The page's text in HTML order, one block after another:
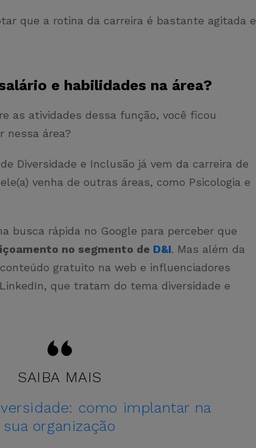
que a rotina da carreira é bastante agitada e
e habilidades na área?
as atividades dessa função, você ficou
nessa área?
Diversidade e Inclusão já vem da carreira de
venha de outras áreas, como Psicologia e
busca rápida no Google para perceber que
no segmento de D&I. Mas além da
gratuito na web e influenciadores
que tratam do tema diversidade e
SAIBA MAIS
como implantar na
sua organização